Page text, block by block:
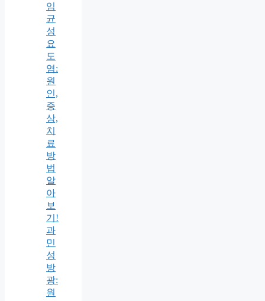
임
균
성
요
도
염:
원
인,
증
상,
치
료
방
법
알
아
보
기!
과
민
성
방
광:
원